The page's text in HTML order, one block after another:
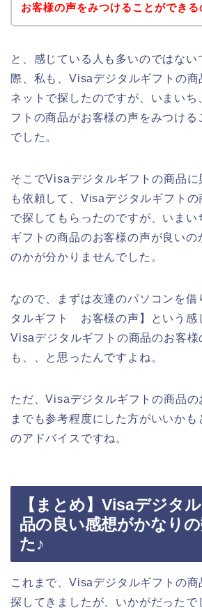
お客様の声をみつけることができる
と、感じている人も多いのではない
際、私も、Visaデジタルギフトの商
ネットで探したのですが、いまい
フトの商品がお客様の声をみつける
でした。
そこでVisaデジタルギフトの商品に
も依頼して、Visaデジタルギフト
で探してもらったのですが、いま
ギフトの商品のお客様の声が良いの
のかが分かりませんでした。
なので、まずは友達のパソコンを
タルギフト お客様の声】という感
Visaデジタルギフトの商品のお客様
も、、と思ったんですよね。
ただ、Visaデジタルギフトの商品の
までも参考程度にした方がいいかも
のアドバイスですね。
【まとめ】Visaデジタ
品の良い感想がかなり
た♪
これまで、Visaデジタルギフトの商
探してきましたが、いかがだったで